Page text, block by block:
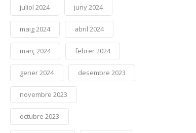
juliol 2024 juny 2024
maig 2024 abril 2024
març 2024 febrer 2024
gener 2024 desembre 2023
novembre 2023
octubre 2023